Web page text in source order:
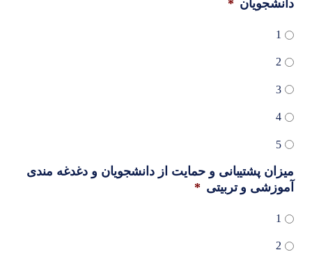
دانشجویان *
1
2
3
4
5
میزان پشتیبانی و حمایت از دانشجویان و دغدغه مندی
آموزشی و تربیتی *
1
2